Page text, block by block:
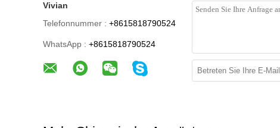
Vivian
Telefonnummer : +8615818790524
WhatsApp : +8615818790524